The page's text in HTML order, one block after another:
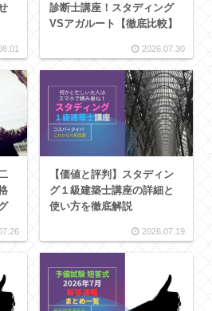
診断士講座！スタディング
VSアガルート【徹底比較】
2026.07.30
【価値と評判】スタディン
グ１級建築士講座の詳細と
使い方を徹底解説
2026.07.19